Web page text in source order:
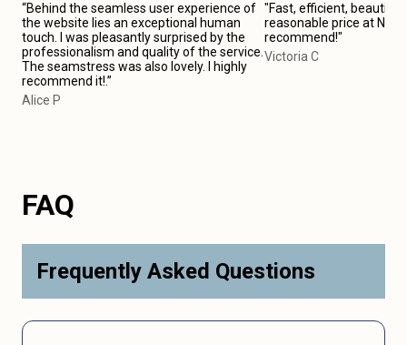
“Behind the seamless user experience of
the website lies an exceptional human
touch. I was pleasantly surprised by the
professionalism and quality of the service.
The seamstress was also lovely. I highly
recommend it!.”
Alice P
"Fast, efficient, beautiful
reasonable price at
recommend!"
Victoria C
FAQ
Frequently Asked Questions